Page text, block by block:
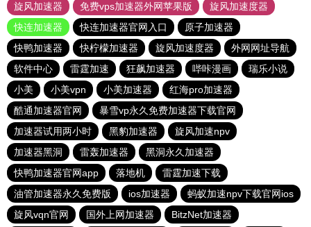
旋风加速器
免费vps加速器外网苹果版
旋风加速度器
快连加速器
快连加速器官网入口
原子加速器
快鸭加速器
快柠檬加速器 旋风加速度器
外网网址导航
软件中心
雷霆加速 狂飙加速器 哔咔漫画
瑞乐小说
小美
小美vpn 小美加速器
红海pro加速器
酷通加速器官网
暴雪vp永久免费加速器下载官网
加速器试用两小时
黑豹加速器
旋风加速npv
加速器黑洞
雷轰加速器
黑洞永久加速器
快鸭加速器官网app
落地机
雷霆加速下载
油管加速器永久免费版
ios加速器
蚂蚁加速npv下载官网ios
旋风vqn官网
国外上网加速器 BitzNet加速器